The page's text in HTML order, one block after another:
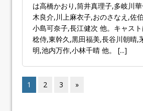
は高橋かおり,筒井真理子,多岐川
木良介,川上麻衣子,おのさなえ,佐
小島可奈子,長江健次 他。キャス
稔侍,東幹久,黒田福美,長谷川朝晴,
明,池内万作,小林千晴 他。 [...]
1 2 3 »